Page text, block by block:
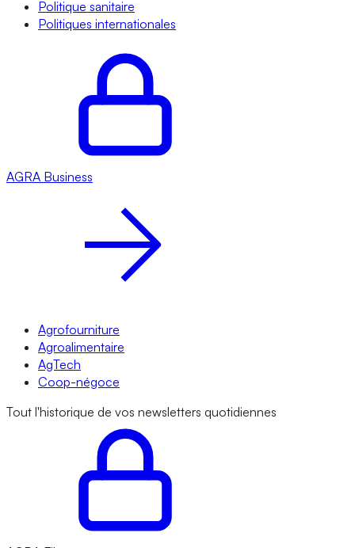
Politique sanitaire
Politiques internationales
AGRA Business
Agrofourniture
Agroalimentaire
AgTech
Coop-négoce
Tout l'historique de vos newsletters quotidiennes